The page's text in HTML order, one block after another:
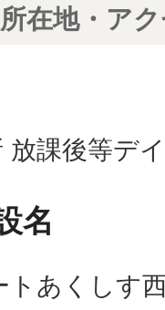
所在地・ア
放課後等デ
名
あくしす